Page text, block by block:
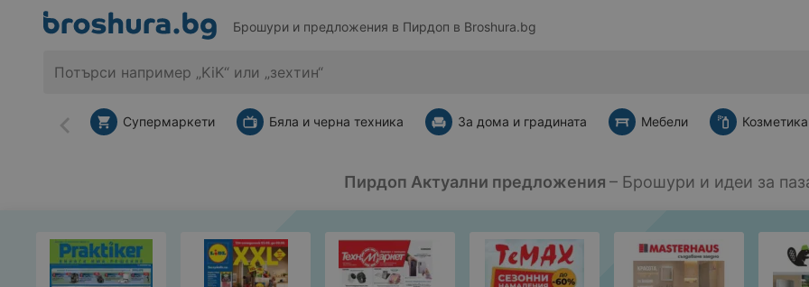
Брошури и предложения в Пирдоп в Broshura.bg
Назад
Супермаркети Бяла и черна техника За дома и градината Мебели Козметика
Пирдоп Актуални предложения – Брошури и идеи за